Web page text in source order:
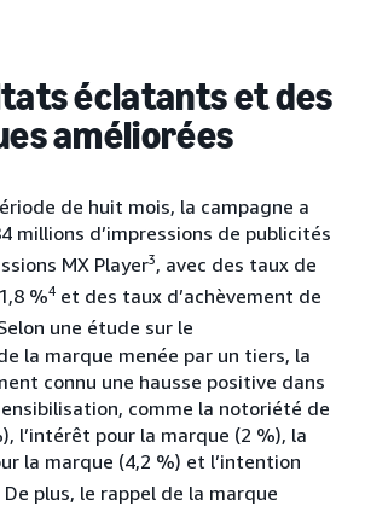
éclatants et des
améliorées
de huit mois, la campagne a
millions d’impressions de publicités
MX Player3, avec des taux de
%4 et des taux d’achèvement de
une étude sur le
la marque menée par un tiers, la
connu une hausse positive dans
comme la notoriété de
l’intérêt pour la marque (2 %), la
la marque (4,2 %) et l’intention
De plus, le rappel de la marque